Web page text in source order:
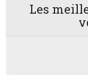
Les